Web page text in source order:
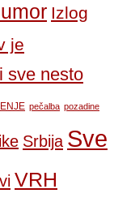
Izlog
je
sve nesto
pečalba pozadine
Srbija Sve
VRH